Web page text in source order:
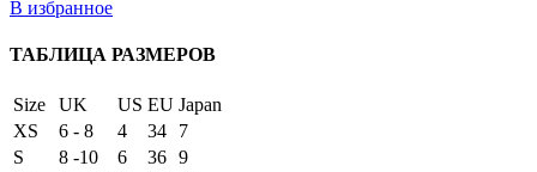
В избранное
ТАБЛИЦА РАЗМЕРОВ
Size UK US EU Japan
XS
6 - 8 4 34
7
S
8 -10 6 36 9